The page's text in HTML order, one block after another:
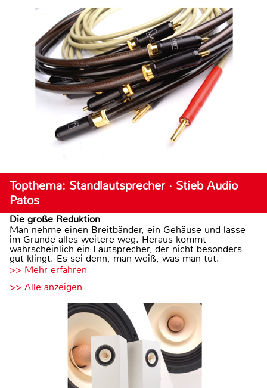
Topthema: Standlautsprecher · Stieb Audio
Patos
Die große Reduktion
Man nehme einen Breitbänder, ein Gehäuse und lasse
im Grunde alles weitere weg. Heraus kommt
wahrscheinlich ein Lautsprecher, der nicht besonders
gut klingt. Es sei denn, man weiß, was man tut.
>> Mehr erfahren
>> Alle anzeigen